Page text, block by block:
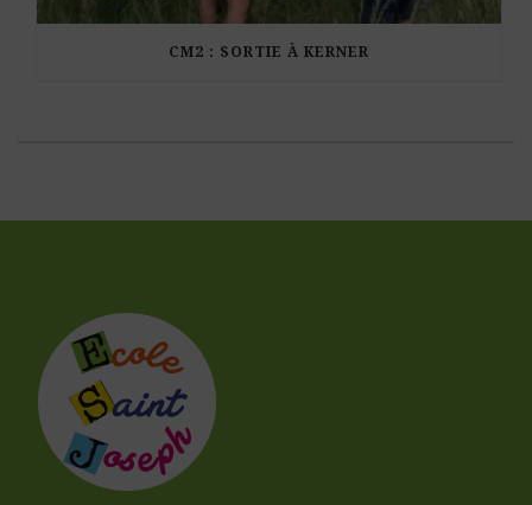
CM2 : SORTIE À KERNER